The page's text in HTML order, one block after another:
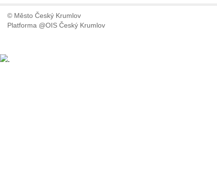
© Město Český Krumlov
Platforma @OIS Český Krumlov